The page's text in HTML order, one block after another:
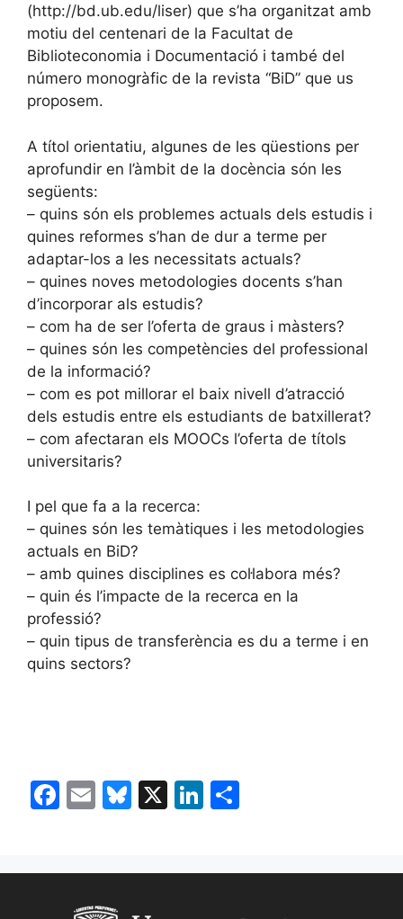
(http://bd.ub.edu/liser) que s’ha organitzat amb
motiu del centenari de la Facultat de
Biblioteconomia i Documentació i també del
número monogràfic de la revista “BiD” que us
proposem.
A títol orientatiu, algunes de les qüestions per
aprofundir en l’àmbit de la docència són les
següents:
– quins són els problemes actuals dels estudis i
quines reformes s’han de dur a terme per
adaptar-los a les necessitats actuals?
– quines noves metodologies docents s’han
d’incorporar als estudis?
– com ha de ser l’oferta de graus i màsters?
– quines són les competències del professional
de la informació?
– com es pot millorar el baix nivell d’atracció
dels estudis entre els estudiants de batxillerat?
– com afectaran els MOOCs l’oferta de títols
universitaris?
I pel que fa a la recerca:
– quines són les temàtiques i les metodologies
actuals en BiD?
– amb quines disciplines es col·labora més?
– quin és l’impacte de la recerca en la
professió?
– quin tipus de transferència es du a terme i en
quins sectors?
F
e
b
E
l
Bl
s
k
X
Li
e p
ar